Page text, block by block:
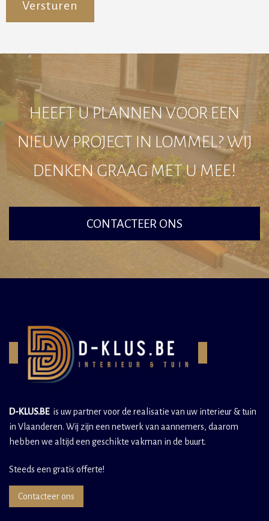
HEEFT U PLANNEN VOOR EEN
NIEUW PROJECT IN LOMMEL? WIJ
DENKEN GRAAG MET U MEE!
CONTACTEER ONS
D-KLUS.BEis uw partner voor de realisatie van uw interieur & tuin
in Vlaanderen. Wij zijn een netwerk van aannemers, daarom
hebben we altijd een geschikte vakman in de buurt.
Steeds een gratis offerte!
Contacteer ons